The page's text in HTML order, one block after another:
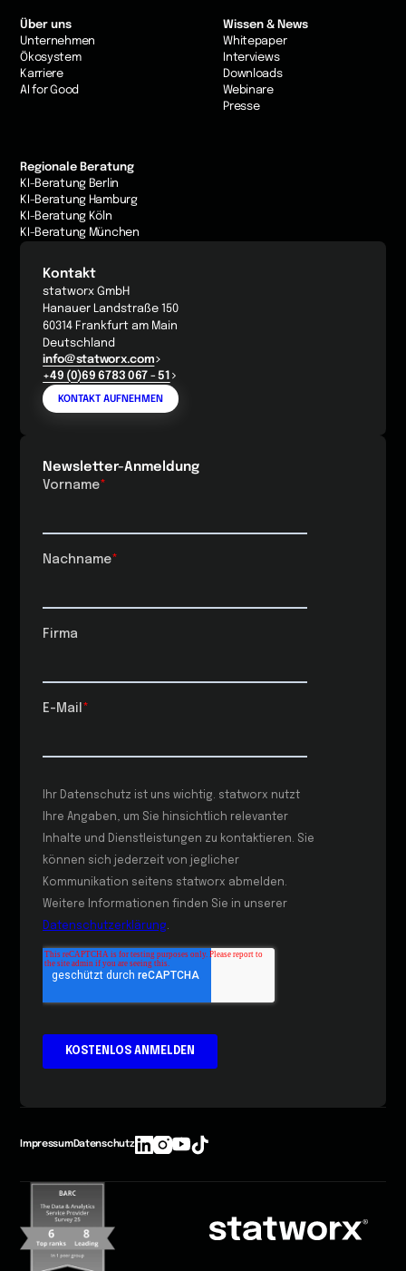
Über uns
Unternehmen
Ökosystem
Karriere
AI for Good
Wissen & News
Whitepaper
Interviews
Downloads
Webinare
Presse
Regionale Beratung
KI-Beratung Berlin
KI-Beratung Hamburg
KI-Beratung Köln
KI-Beratung München
Kontakt
statworx GmbH
Hanauer Landstraße 150
60314 Frankfurt am Main
Deutschland
info@statworx.com
+49 (0)69 6783 067 - 51
KONTAKT AUFNEHMEN
Newsletter-Anmeldung
ImpressumDatenschutz